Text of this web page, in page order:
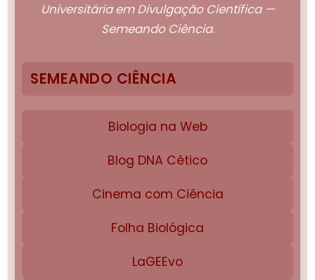
Universitária em Divulgação Científica —
Semeando Ciência.
SEMEANDO CIÊNCIA
Biologia na Web
Blog DNA Cético
Cinema com Ciência
Folha Biológica
LaGEEvo